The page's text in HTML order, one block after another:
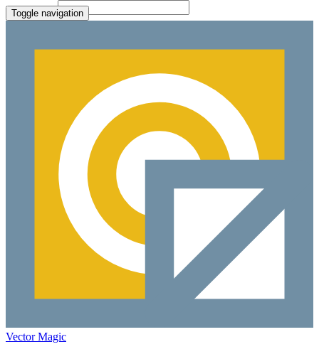
Toggle navigation
Vector Magic
File Picker
Paste Target